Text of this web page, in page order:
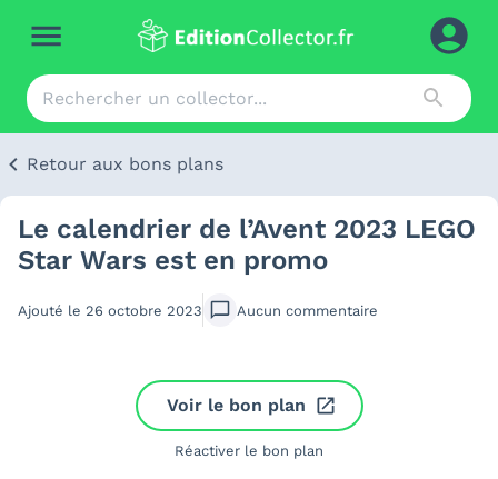
Retour aux bons plans
Le calendrier de l’Avent 2023 LEGO
Star Wars est en promo
Ajouté le 26 octobre 2023 Aucun commentaire
Voir le bon plan
Réactiver le bon plan